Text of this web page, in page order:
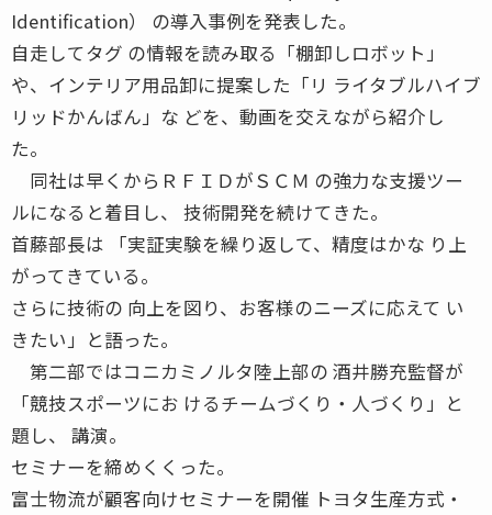
Identification） の導入事例を発表した。
自走してタグ の情報を読み取る「棚卸しロボット」
や、インテリア用品卸に提案した「リ ライタブルハイブ
リッドかんばん」な どを、動画を交えながら紹介し
た。
同社は早くからＲＦＩＤがＳＣＭ の強力な支援ツー
ルになると着目し、 技術開発を続けてきた。
首藤部長は 「実証実験を繰り返して、精度はかな り上
がってきている。
さらに技術の 向上を図り、お客様のニーズに応えて い
きたい」と語った。
第二部ではコニカミノルタ陸上部の 酒井勝充監督が
「競技スポーツにお けるチームづくり・人づくり」と
題し、 講演。
セミナーを締めくくった。
富士物流が顧客向けセミナーを開催 トヨタ生産方式・